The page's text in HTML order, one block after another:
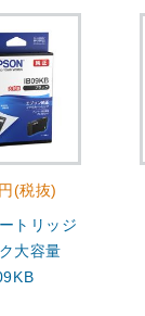
(税抜)
トリッジ
大容量